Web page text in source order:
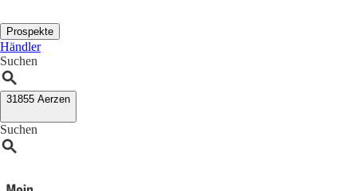
Prospekte
Händler
Suchen
31855 Aerzen
Suchen